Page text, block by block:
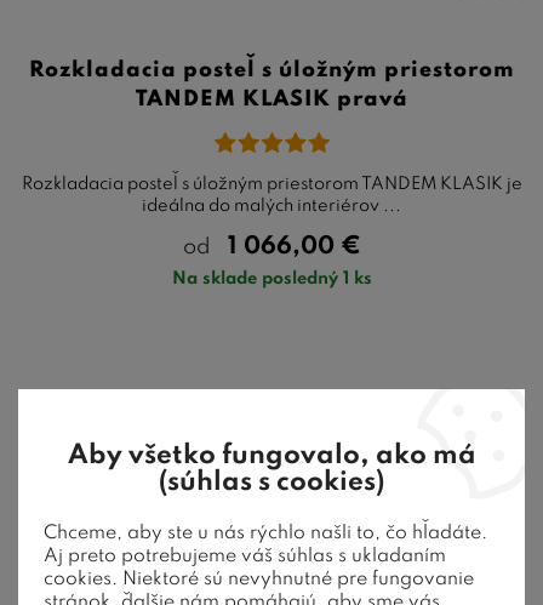
Rozkladacia posteľ s úložným priestorom
TANDEM KLASIK pravá
Rozkladacia posteľ s úložným priestorom TANDEM KLASIK je
ideálna do malých interiérov ...
od 1 066,00 €
Na sklade posledný 1 ks
zľava
Aby všetko fungovalo, ako má
(súhlas s cookies)
Chceme, aby ste u nás rýchlo našli to, čo hľadáte.
Aj preto potrebujeme váš súhlas s ukladaním
cookies. Niektoré sú nevyhnutné pre fungovanie